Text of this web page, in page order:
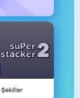
Şekiller